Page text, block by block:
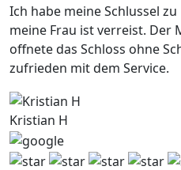
Ich habe meine Schlussel
meine Frau ist verreist. Der
offnete das Schloss ohne
zufrieden mit dem Service.
Kristian H